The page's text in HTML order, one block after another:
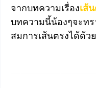
จากบทความเรื่องเส้
บทความนี้น้องๆจะท
สมการเส้นตรงได้ด้วย